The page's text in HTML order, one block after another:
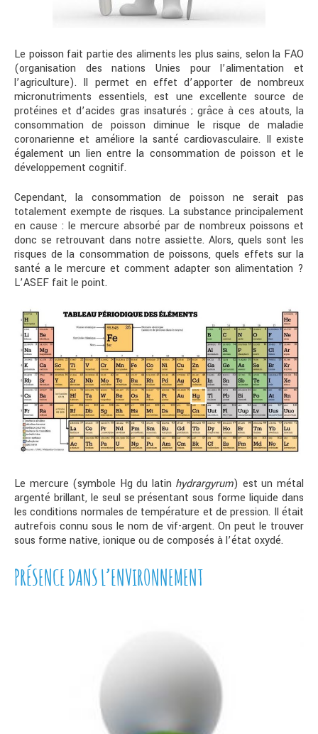
Le poisson fait partie des aliments les plus sains, selon la FAO
(organisation des nations Unies pour l’alimentation et
l’agriculture). Il permet en effet d’apporter de nombreux
micronutriments essentiels, est une excellente source de
protéines et d’acides gras insaturés ; grâce à ces atouts, la
consommation de poisson diminue le risque de maladie
coronarienne et améliore la santé cardiovasculaire. Il existe
également un lien entre la consommation de poisson et le
développement cognitif.
Cependant, la consommation de poisson ne serait pas
totalement exempte de risques. La substance principalement
en cause : le mercure absorbé par de nombreux poissons et
donc se retrouvant dans notre assiette. Alors, quels sont les
risques de la consommation de poissons, quels effets sur la
santé a le mercure et comment adapter son alimentation ?
L’ASEF fait le point.
Le mercure (symbole Hg du latin hydrargyrum) est un métal
argenté brillant, le seul se présentant sous forme liquide dans
les conditions normales de température et de pression. Il était
autrefois connu sous le nom de vif-argent. On peut le trouver
sous forme native, ionique ou de composés à l’état oxydé.
PRÉSENCE DANS L’ENVIRONNEMENT